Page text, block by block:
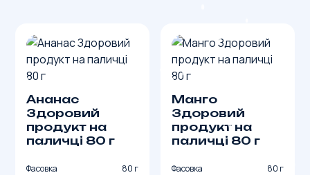
Ананас
Здоровий
продукт на
паличці 80 г
Фасовка 80 г
Манго
Здоровий
продукт на
паличці 80 г
Фасовка 80 г